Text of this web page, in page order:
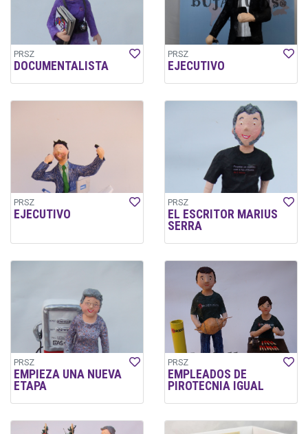
PRSZ
DOCUMENTALISTA
PRSZ
EJECUTIVO
PRSZ
EJECUTIVO
PRSZ
EL ESCRITOR MARIUS
SERRA
PRSZ
EMPIEZA UNA NUEVA
ETAPA
PRSZ
EMPLEADOS DE
PIROTECNIA IGUAL